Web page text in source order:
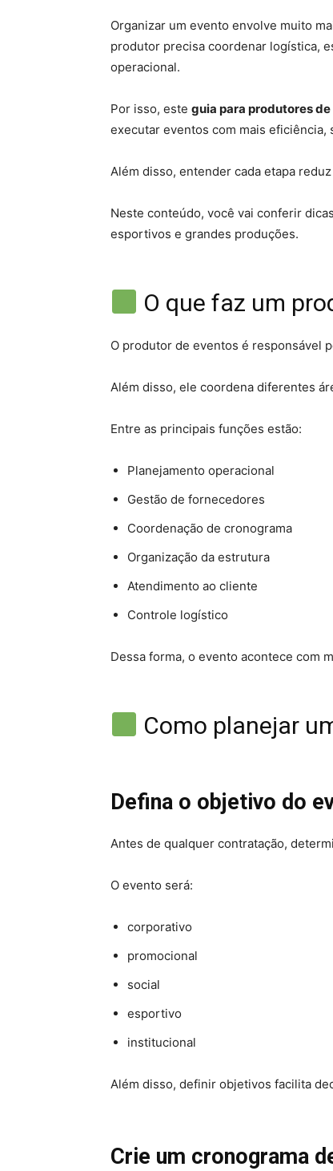
Organizar um evento envolve muito
produtor precisa coordenar logística,
operacional.
Por isso, este guia para produtores
executar eventos com mais eficiência,
Além disso, entender cada etapa
Neste conteúdo, você vai conferir
esportivos e grandes produções.
O que faz um
O produtor de eventos é responsável
Além disso, ele coordena diferentes
Entre as principais funções estão:
Planejamento operacional
Gestão de fornecedores
Coordenação de cronograma
Organização da estrutura
Atendimento ao cliente
Controle logístico
Dessa forma, o evento acontece com
Como planejar
Defina o objetivo do
Antes de qualquer contratação,
O evento será:
corporativo
promocional
social
esportivo
institucional
Além disso, definir objetivos facilita
Crie um cronograma